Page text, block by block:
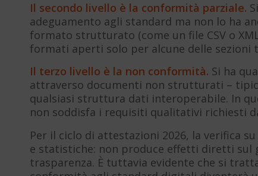
Il secondo livello è la conformità parziale.
adeguamento agli standard ma non lo ha
formato strutturato (come un file CSV o
formati aperti solo per alcune delle sezioni
Il terzo livello è la non conformità. Si ha
attraverso documenti non strutturati –
qualsiasi struttura dati interoperabile. In
non soddisfa i requisiti qualitativi richiesti
Per il ciclo di attestazioni 2026, la verifica
e statistiche: non produce effetti diretti sul
trasparenza. È tuttavia evidente che si